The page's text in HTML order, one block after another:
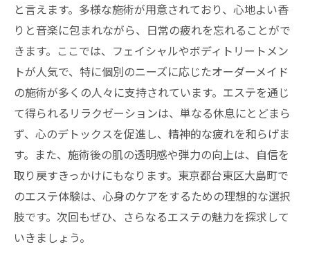
と言えます。多様な施術が用意されており、心地よい香
りと音楽に包まれながら、日常の疲れを忘れることがで
きます。ここでは、フェイシャルやボディトリートメン
トが人気で、特に個別のニーズに応じたオーダーメイド
の施術が多くの人々に支持されています。エステを通じ
て得られるリラクゼーションは、単なる休息にとどまら
ず、心のデトックスを促進し、精神的な疲れを和らげま
す。また、施術後の肌の透明感や弾力の向上は、自信を
取り戻すきっかけにもなります。東京都台東区大島町で
のエステ体験は、心身のケアをするための理想的な選択
肢です。次回もぜひ、さらなるエステの魅力を探求して
いきましょう。